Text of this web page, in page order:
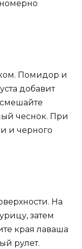
Помидор и
добавит
чеснок. При
и черного
На
затем
края лаваша
рулет.